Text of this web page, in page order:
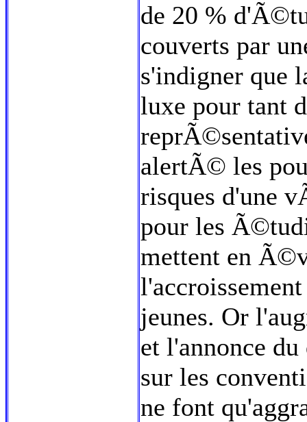
de 20 %
couverts par
s'indigner que
luxe pour tant
alertÃ© les
risques d'une
pour les
mettent en
jeunes. Or
et l'annonce
sur les
ne font